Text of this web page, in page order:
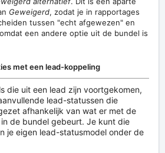
Geweigerd, zodat je in rapportages
tussen "echt afgewezen" en
een andere optie uit de bundel is
met een lead-koppeling
die uit een lead zijn voortgekomen,
lead-statussen die
afhankelijk van wat er met de
de bundel gebeurt. Je kunt die
je eigen lead-statusmodel onder de